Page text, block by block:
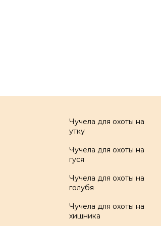
Чучела для охоты на
утку
Чучела для охоты на
гуся
Чучела для охоты на
голубя
Чучела для охоты на
хищника